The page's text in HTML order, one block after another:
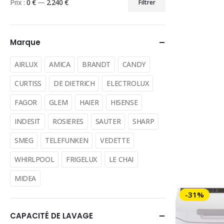
-31%
Prix
min
Prix
max
Filtrer
Prix : 0 €— 2.240 €
Marque
AIRLUX AMICA BRANDT
CANDY
CURTISS
DE DIETRICH
ELECTROLUX
FAGOR
GLEM HAIER
HISENSE
INDESIT
ROSIERES SAUTER
SHARP
SMEG
TELEFUNKEN
VEDETTE
WHIRLPOOL
FRIGELUX
LE CHAI
MIDEA
CAPACITÉ DE LAVAGE